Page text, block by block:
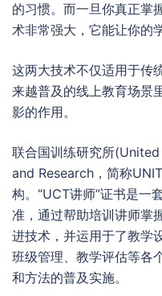
的习惯。而一旦你真正掌
术非常强大，它能让你的
这两大技术不仅适用于传
来越普及的线上教育场景
影的作用。
联合国训练研究所
and Research，简称
构。“UCT讲师”证书是一
准，通过帮助培训讲师掌
进技术，并运用于了教学
班级管理、教学评估等各
和方法的普及实施。